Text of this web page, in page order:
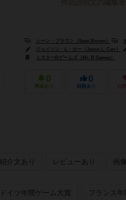
ティム・フィリップス（Tim Phillips）
シーン・ブラウン（Sean Brown）
ジェイソン・L・カー（Jason L. Carr）
ミスターBゲームズ（Mr. B Games）
0
興味あり
0
経験あり お
紹介文あり レビューあり 画
ドイツ年間ゲーム大賞 フランス年